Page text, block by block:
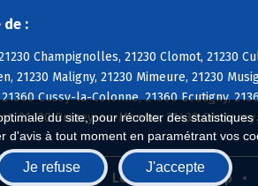
du site, pour récolter des
à tout moment en paramétrant vos
Je refuse J'accepte
de :
Champignolles, 21230 Clomot, 21230
21230 Maligny, 21230 Mimeure, 21230
Cussy-la-Colonne, 21360 Ecutigny,
21430 Brazey-en-Morvan, 21430 Censerey
Biocoop.fr Le réseau Biocoop